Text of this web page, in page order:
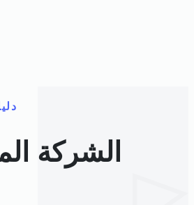
الشركة